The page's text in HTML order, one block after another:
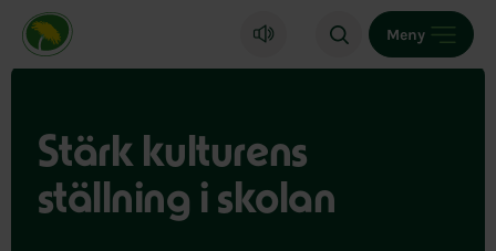
Miljöpartiet de gröna, startsida
Meny
Stärk kulturens
ställning i skolan